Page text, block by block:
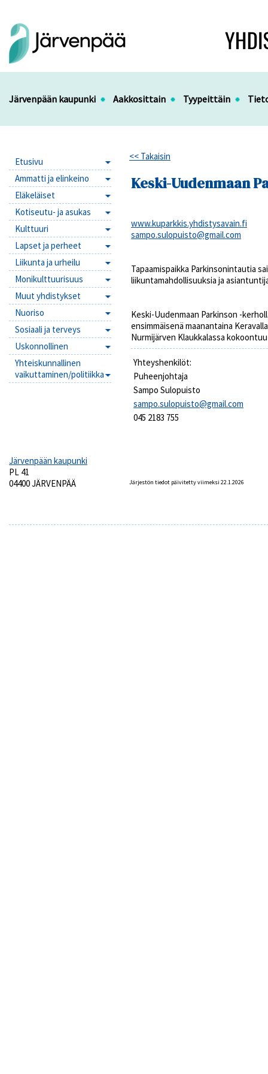
Järvenpään kaupunki Aakkosittain Tyypeittäin
Etusivu
Ammatti ja elinkeino
Eläkeläiset
Kotiseutu- ja asukas
Kulttuuri
Lapset ja perheet
Liikunta ja urheilu
Monikulttuurisuus
Muut yhdistykset
Nuoriso
Sosiaali ja terveys
Uskonnollinen
Yhteiskunnallinen
vaikuttaminen/politiikka
<< Takaisin
Keski-Uudenmaan
www.kuparkkis.yhdistysavain.fi
sampo.sulopuisto@gmail.com
Tapaamispaikka Parkinsonintautia
liikuntamahdollisuuksia ja
Keski-Uudenmaan Parkinson -
ensimmäisenä maanantaina
Nurmijärven Klaukkalassa
Yhteyshenkilöt:
Puheenjohtaja
Sampo Sulopuisto
sampo.sulopuisto@gmail.com
045 2183 755
Järjestön tiedot päivitetty viimeksi 22.1.2026
Järvenpään kaupunki
PL 41
04400 JÄRVENPÄÄ